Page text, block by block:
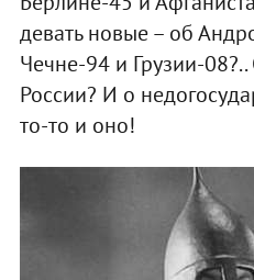
девать новые – об
Чечне-94 и Грузии-
России? И о
то-то и оно!